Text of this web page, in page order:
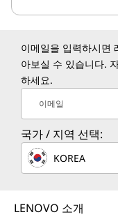
이메일을 입력하시면
아보실 수 있습니다.
하세요.
이메일
국가 / 지역 선택:
KOREA
LENOVO 소개